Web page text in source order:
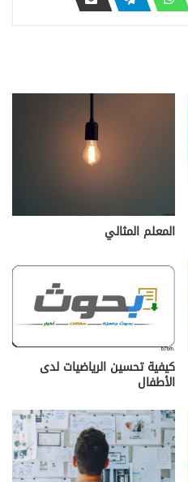
المعلم المثالي
كيفية تحسين الرياضيات لدى
الأطفال